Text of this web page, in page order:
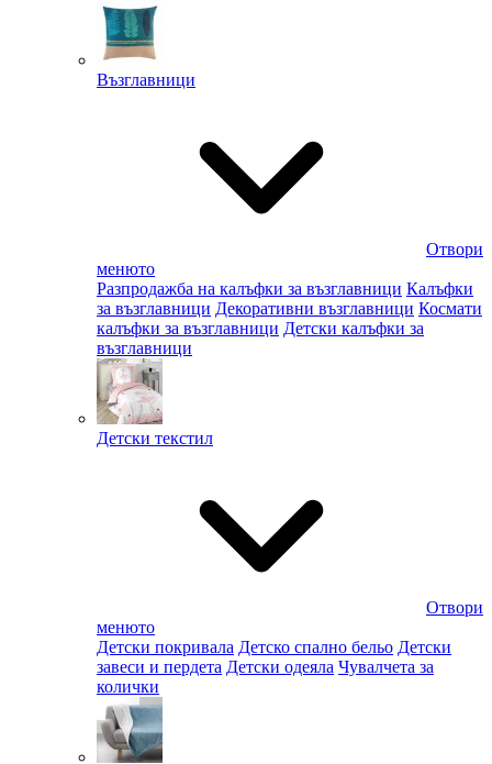
Възглавници
Отвори
менюто
Разпродажба на калъфки за възглавници Калъфки
за възглавници Декоративни възглавници Космати
калъфки за възглавници Детски калъфки за
възглавници
Детски текстил
Отвори
менюто
Детски покривала Детско спално бельо Детски
завеси и пердета Детски одеяла Чувалчета за
колички